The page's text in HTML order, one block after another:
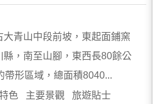
青山中段前坡，東起面鋪窯
，南至山腳，東西長80餘公
帶形區域，總面積8040...
色 主要景觀 旅遊貼士